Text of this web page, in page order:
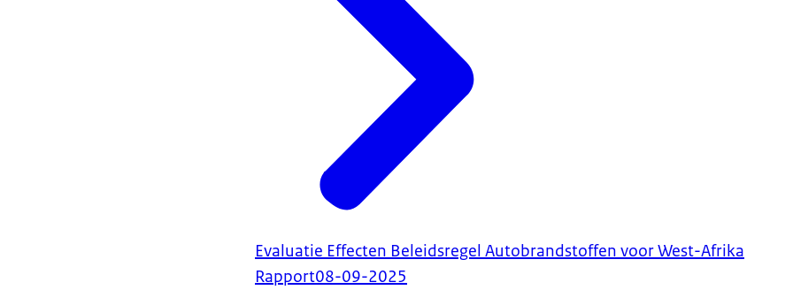
Evaluatie Effecten Beleidsregel Autobrandstoffen voor West-Afrika
Rapport08-09-2025